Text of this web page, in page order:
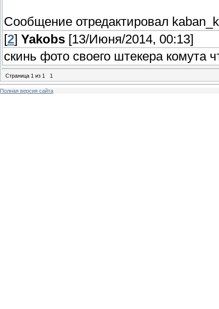
Сообщение отредактировал
[2] Yakobs [13/Июня/2014, 00:13]
скинь фото своего штекера комута
Страница 1 из 1 1
Полная версия сайта